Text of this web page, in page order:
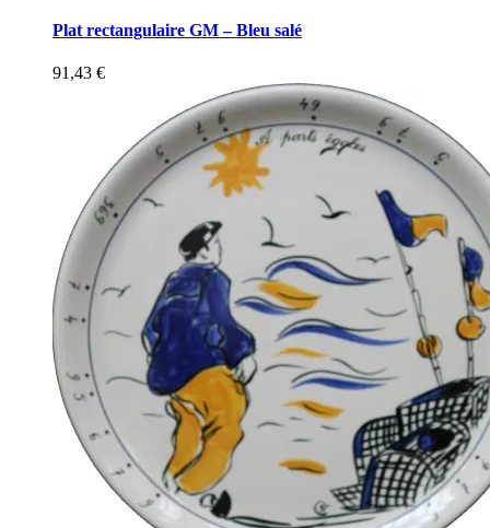
Plat rectangulaire GM – Bleu salé
91,43 €